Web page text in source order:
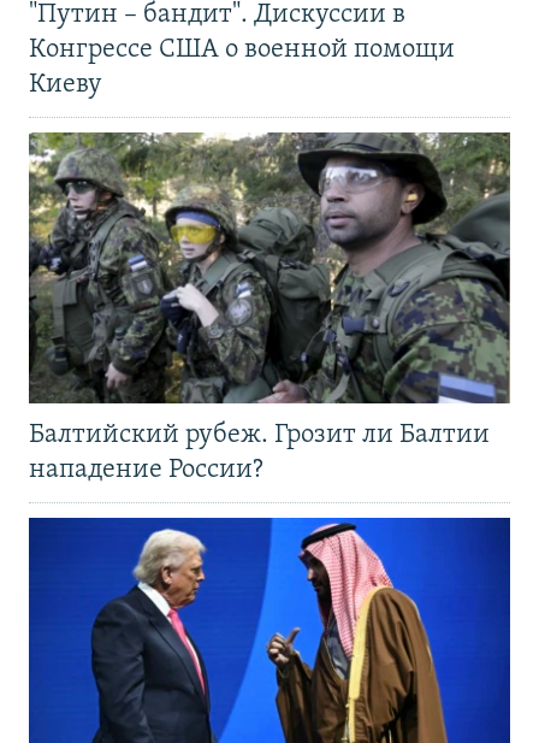
"Путин – бандит". Дискуссии в
Конгрессе США о военной помощи
Киеву
Балтийский рубеж. Грозит ли Балтии
нападение России?